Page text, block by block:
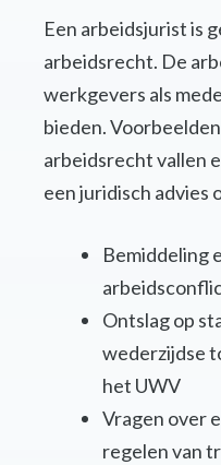
Een arbeidsjurist is
arbeidsrecht. De
werkgevers als
bieden.
arbeidsrecht vallen
een juridisch advies
Bemiddeling
Ontslag op
wederzijdse
het UWV
Vragen over
regelen van